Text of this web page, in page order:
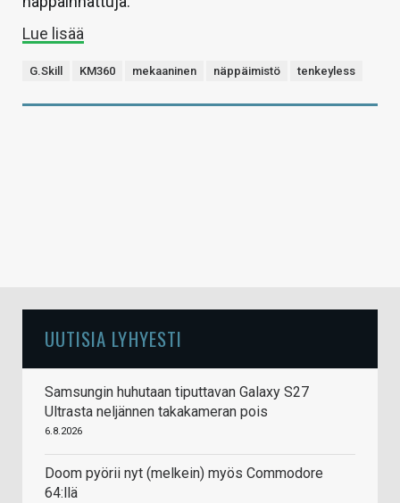
Lue lisää
G.Skill KM360 mekaaninen näppäimistö tenkeyless
UUTISIA LYHYESTI
Samsungin huhutaan tiputtavan Galaxy S27
Ultrasta neljännen takakameran pois
6.8.2026
Doom pyörii nyt (melkein) myös Commodore
64:llä